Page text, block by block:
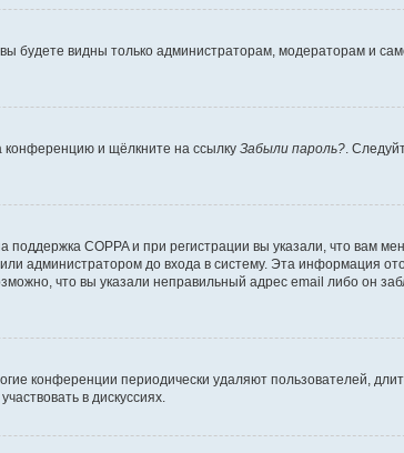
будете видны только администраторам, модераторам и
конференцию и щёлкните на ссылку Забыли пароль?.
COPPA и при регистрации вы указали, что вам
администратором до входа в систему. Эта информация
что вы указали неправильный адрес email либо он
конференции периодически удаляют пользователей,
в дискуссиях.